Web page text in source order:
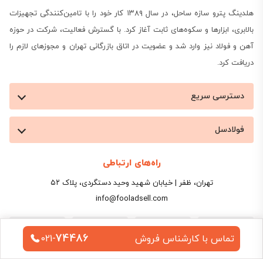
هلدینگ پترو سازه ساحل، در سال ۱۳۸۹ کار خود را با تامین‌کنندگی تجهیزات
بالابری، ابزارها و سکوه‌های ثابت آغاز کرد. با گسترش فعالیت، شرکت در حوزه
آهن و فولاد نیز وارد شد و عضویت در اتاق بازرگانی تهران و مجوزهای لازم را
دریافت کرد.
دسترسی سریع
فولادسل
راه‌های ارتباطی
تهران، ظفر | خیابان شهید وحید دستگردی، پلاک ۵۲
info@fooladsell.com
تماس با کارشناس فروش 021-74486